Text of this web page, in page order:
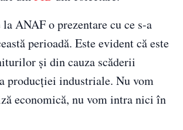
ANAF o prezentare cu ce s-a
perioadă. Este evident că este
şi din cauza scăderii
producţiei industriale. Nu vom
economică, nu vom intra nici în